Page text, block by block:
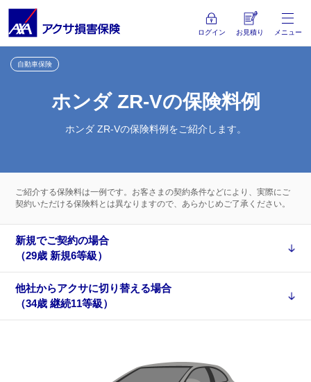
ログイン お見積り メニュー
自動車保険
ホンダ ZR-Vの保険料例
ホンダ ZR-Vの保険料例をご紹介します。
ご紹介する保険料は一例です。お客さまの契約条件などにより、実際にご
契約いただける保険料とは異なりますので、あらかじめご了承ください。
新規でご契約の場合
（29歳 新規6等級）
他社からアクサに切り替える場合
（34歳 継続11等級）